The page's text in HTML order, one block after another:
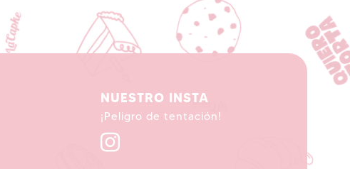
NUESTRO INSTA
¡Peligro de tentación!
